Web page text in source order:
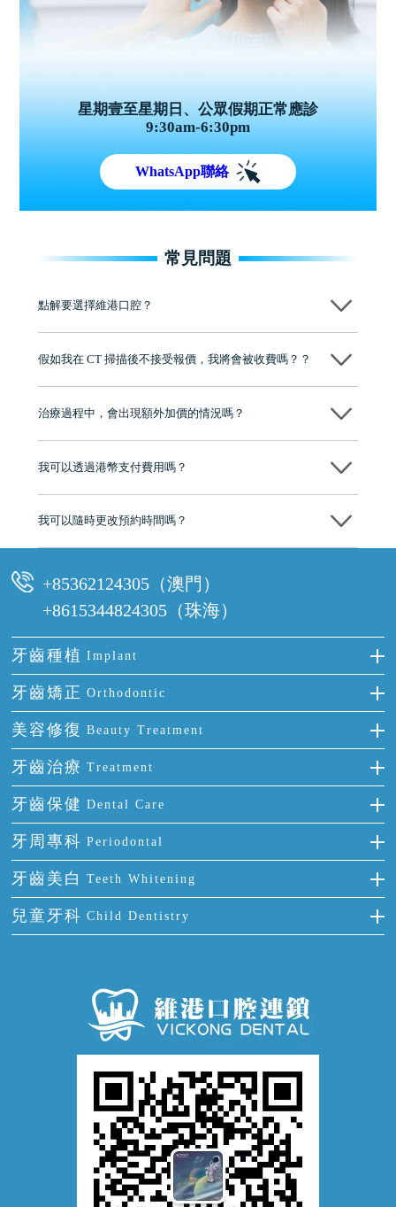
星期壹至星期日、公眾假期正常應診
9:30am-6:30pm
WhatsApp聯絡
常見問題
點解要選擇維港口腔？
維港口腔踐行「醫道濟世」的大學校訓，各分院匯聚來自香港、內地的
牌」、「2025香港企業領袖品牌」，是諾貝爾種植系統全球放心植牙中
至今已服務超過三十個國家和地區的顧客，受到粵港澳大灣區及周邊城
市市民極高的口碑評價及信任推薦 珠海、深圳設有八大分院，香港亦設
有咨詢及服務保障中心，有任何問題都可以隨時預約免費咨詢，讓人十
假如我在 CT 掃描後不接受報價，我將會被收費嗎？？
治療過程中，會出現額外加價的情況嗎？
我可以透過港幣支付費用嗎？
我可以隨時更改預約時間嗎？
可以，請盡早通過wechat或whatsapp聯絡我們，告知我們你原本預約的
+85362124305（澳門）
+8615344824305（珠海）
牙齒種植 Implant
種牙
單顆牙缺失
門牙缺失
多顆牙缺失
半口缺失
全口缺失
牙齒矯正 Orthodontic
隱形箍牙
前牙反頜
牙齒擁擠
牙齒前突
牙齒稀疏
美容修復 Beauty Treatment
全瓷牙
烤瓷牙
氟斑牙
四環素牙
活動假牙
牙貼面
牙齒治療 Treatment
補牙
智齒
根管治療
拔牙
牙痛
牙齒保健 Dental Care
正確刷牙
全國愛牙日
預防牙病
牙科通識
牙周專科 Periodontal
牙周炎
牙齦出血
牙齦炎
牙齦萎縮
牙齒美白 Teeth Whitening
冷光美白
兒童牙科 Child Dentistry